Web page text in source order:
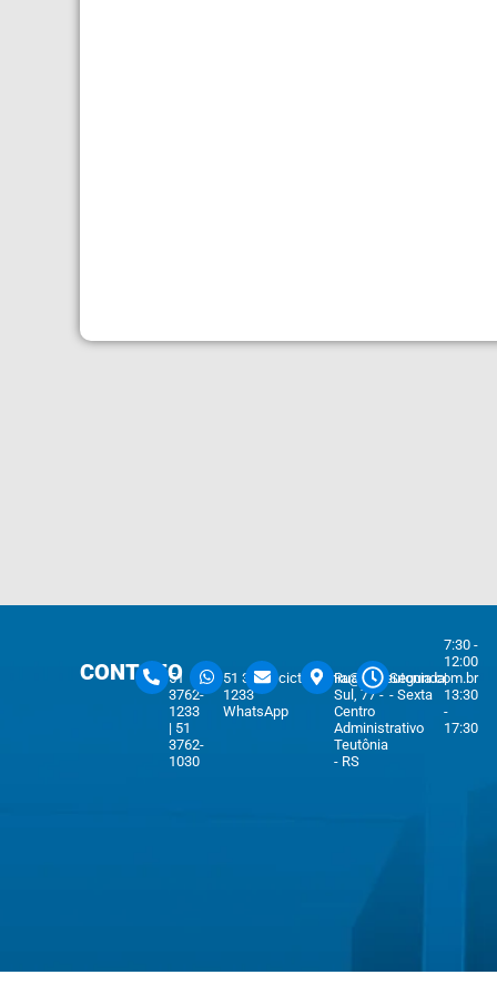
CONTATO
51
3762-
1233
| 51
3762-
1030
51 3762-
1233
WhatsApp
cicteutonia@cicteutonia.com.br
Rua Um
Sul, 77 -
Centro
Administrativo
Teutônia
- RS
Segunda
- Sexta
7:30 -
12:00
|
13:30
-
17:30